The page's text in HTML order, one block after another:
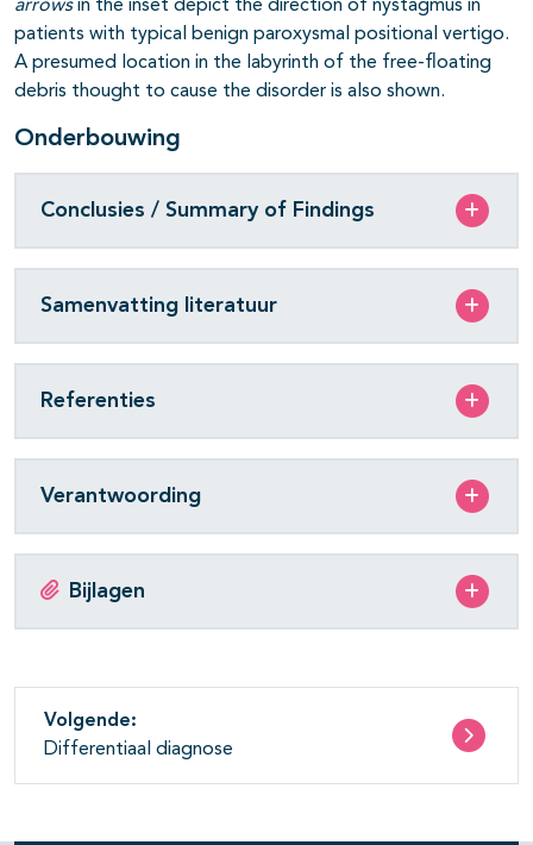
arrowsin the inset depict the direction of nystagmus in
patients with typical benign paroxysmal positional vertigo.
A presumed location in the labyrinth of the free-floating
debris thought to cause the disorder is also shown.
Onderbouwing
Conclusies / Summary of Findings
Samenvatting literatuur
Referenties
Verantwoording
Bijlagen
Volgende:
Differentiaal diagnose